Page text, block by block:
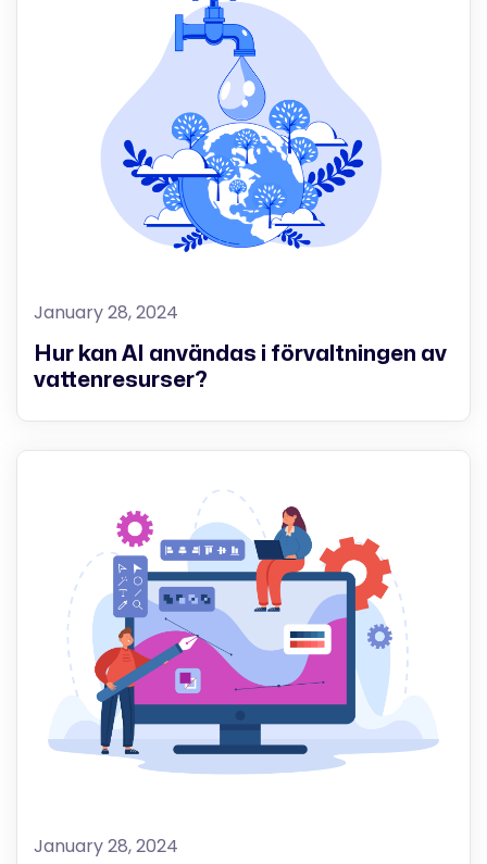
January 28, 2024
Hur kan AI användas i förvaltningen av
vattenresurser?
January 28, 2024